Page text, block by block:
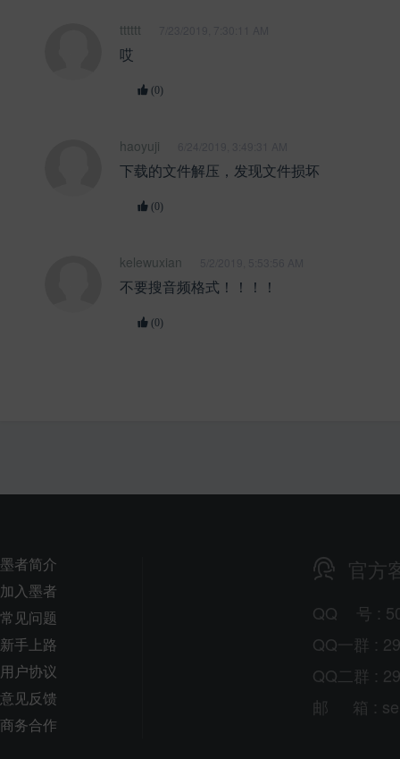
tttttt
哎
(0)
haoyuji
下载的文件解压，发现文件损坏
(0)
kelewuxian
不要搜音频格式！！！！
(0)
墨者简介
加入墨者
常见问题
新手上路
用户协议
意见反馈
商务合作
官方
QQ 号 :
QQ一群 :
QQ二群 :
邮
箱 :